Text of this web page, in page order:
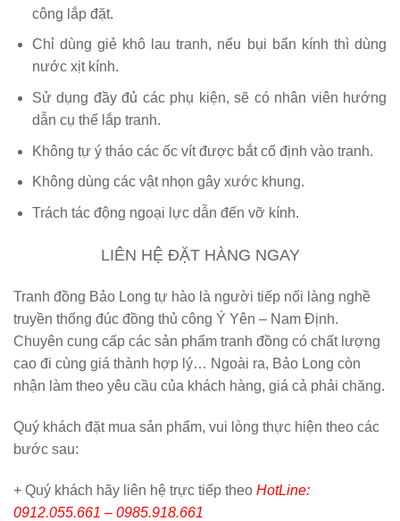
công lắp đặt.
Chỉ dùng giẻ khô lau tranh, nếu bụi bẩn kính thì dùng
nước xịt kính.
Sử dụng đầy đủ các phụ kiện, sẽ có nhân viên hướng
dẫn cụ thể lắp tranh.
Không tự ý tháo các ốc vít được bắt cố định vào tranh.
Không dùng các vật nhọn gây xước khung.
Trách tác động ngoại lực dẫn đến vỡ kính.
LIÊN HỆ ĐẶT HÀNG NGAY
Tranh đồng Bảo Long tự hào là người tiếp nối làng nghề
truyền thống đúc đồng thủ công Ý Yên – Nam Định.
Chuyên cung cấp các sản phẩm tranh đồng có chất lượng
cao đi cùng giá thành hợp lý… Ngoài ra, Bảo Long còn
nhận làm theo yêu cầu của khách hàng, giá cả phải chăng.
Quý khách đặt mua sản phẩm, vui lòng thực hiện theo các
bước sau:
+ Quý khách hãy liên hệ trực tiếp theo HotLine:
0912.055.661 – 0985.918.661